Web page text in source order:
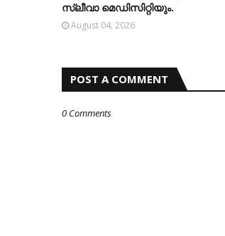
സ്ലീവാ മെഡിസിറ്റിയും.
August 04, 2026
POST A COMMENT
0 Comments